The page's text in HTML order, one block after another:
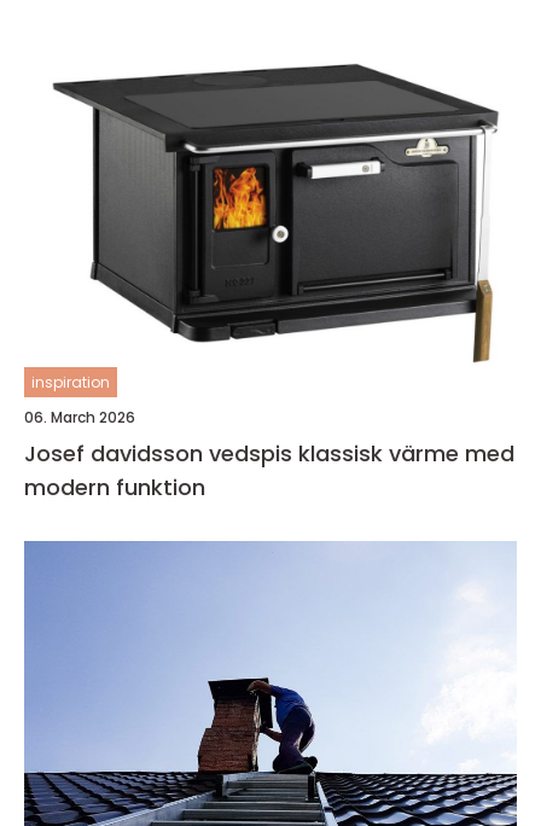
inspiration
06. March 2026
Josef davidsson vedspis klassisk värme med
modern funktion